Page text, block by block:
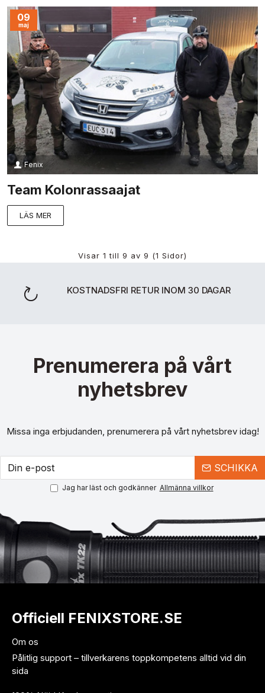
09
maj
Fenix
Team Kolonrassaajat
LÄS MER
Visar 1 till 9 av 9 (1 Sidor)
KOSTNADSFRI RETUR INOM 30 DAGAR
Prenumerera på vårt
nyhetsbrev
Missa inga erbjudanden, prenumerera på vårt nyhetsbrev idag!
SCHIKKA
Jag har läst och godkänner Allmänna villkor
Officiell FENIXSTORE.SE
Om os
Pålitlig support – tillverkarens toppkompetens alltid vid din
sida